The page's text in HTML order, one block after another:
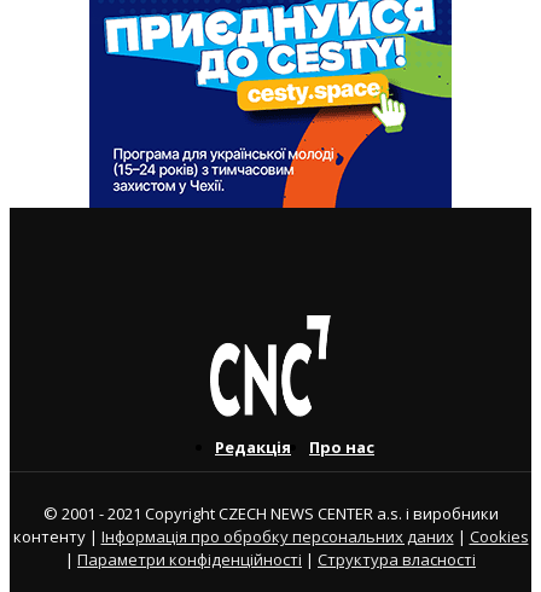
Редакція Про нас
© 2001 - 2021 Copyright CZECH NEWS CENTER a.s. і виробники
контенту | Інформація про обробку персональних даних| Cookies
| Параметри конфіденційності | Структура власності